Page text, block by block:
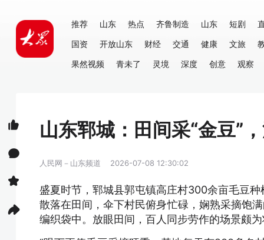
推荐 山东 热点 齐鲁制造 山东 短剧
国资
开放山东 财经 交通 健康 文旅
果然视频
青未了 灵境 深度 创意 观察
山东郓城：田间采“金豆”
人民网－山东频道 2026-07-08 12:30:02
盛夏时节，郓城县郭屯镇高庄村300余亩毛豆
散落在田间，伞下村民俯身忙碌，娴熟采摘饱
编织袋中。放眼田间，百人同步劳作的场景颇